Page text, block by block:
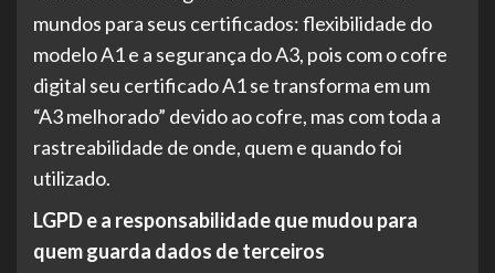
mundos para seus certificados: flexibilidade do
modelo A1 e a segurança do A3, pois com o cofre
digital seu certificado A1 se transforma em um
“A3 melhorado” devido ao cofre, mas com toda a
rastreabilidade de onde, quem e quando foi
utilizado.
LGPD e a responsabilidade que mudou para
quem guarda dados de terceiros